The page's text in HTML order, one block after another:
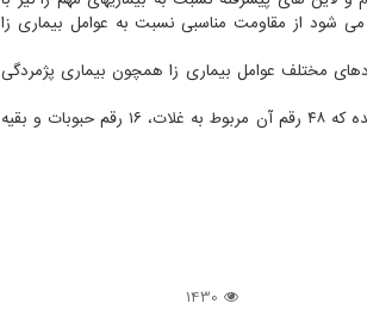
شود از مقاومت مناسبی نسبت به عوامل بیماری زا
۲۰۰ لاین نخود و ۱۷۰ لاین عدس نسبت به نژادهای مختلف عوامل بیماری زا همچون بیماری پژمردگی
به گزارش آبیاری به نقل از ایرنا، تا حالا ۷۵ رقم جدید از محصولات مختلف توسط این معرفی شده که ۴۸ رقم آن مربوط به غلات، ۱۶ رقم حبوبات و بقیه
1430